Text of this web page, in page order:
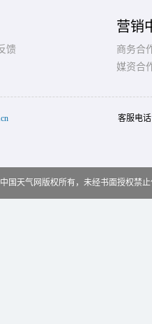
馈
营销
商务合
媒资合
客服电
中国天气网版权所有，未经书面授权